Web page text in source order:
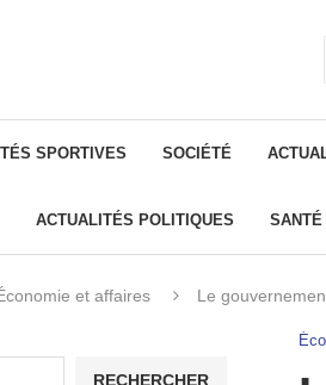
SPORTIVES SOCIÉTÉ
ACTUALITÉS POLITIQUES SANTÉ
et affaires Le
RECHERCHER